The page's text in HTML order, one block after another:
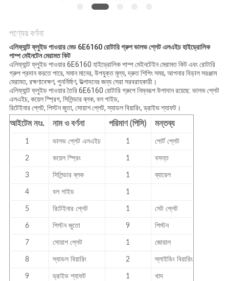
পণ্যের বর্ণনা
এলিফ্যান্ট ফ্লুইড পাওয়ার মেড 6E6160 রোটারি গ্রুপ ভালভ প্লেট এলএইচ হাইড্রোলিক
পাম্প মেইনটেন মেরামত কিট
এলিফ্যান্ট ফ্লুইড পাওয়ার 6E6160 হাইড্রোলিক পাম্প মেইনটেইন মেরামত কিট এবং রোটারি
গ্রুপ প্রদান করতে পারে, সমান মানের, উপযুক্ত মূল্য, দ্রুত শিপিং সময়, আপনার বিড়াল সরঞ্জাম
মেরামত, রক্ষণাবেক্ষণ, পুনর্নির্মাণ, উত্পাদনের জন্য সেরা সরবরাহকারী।
এলিফ্যান্ট ফ্লুইড পাওয়ার তৈরি 6E6160 রোটারি গ্রুপে নিম্নরূপ উপাদান রয়েছে: ভালভ প্লেট
এলএইচ, কয়েল স্প্রিগ, সিলিন্ডার ব্লক, বল গাইড,
রিটেইনার প্লেট, পিস্টন জুতা, সোয়াশ প্লেট, স্যাডল বিয়ারিং, ড্রাইভ শ্যাফট।
আইটেম নংঃ.
নাম ও বর্ণনা পরিমাণ (পিসি) মন্তব্য
1 ভালভ প্লেট এলএইচ 1 পোর্ট প্লেট
2 কয়েল স্প্রিং 1 বসন্ত
3 সিলিন্ডার ব্লক 1 ব্যারেল
4 বল গাইড 1
5 রিটেইনার প্লেট 1 সেট প্লেট
6 পিস্টন জুতো 9 পিস্টন
7 সোয়াশ প্লেট 1 জোয়াল
8 স্যাডল বিয়ারিং 2 স্লাইডিং বিয়ারিং
9 ড্রাইভ শ্যাফট 1 খাদ